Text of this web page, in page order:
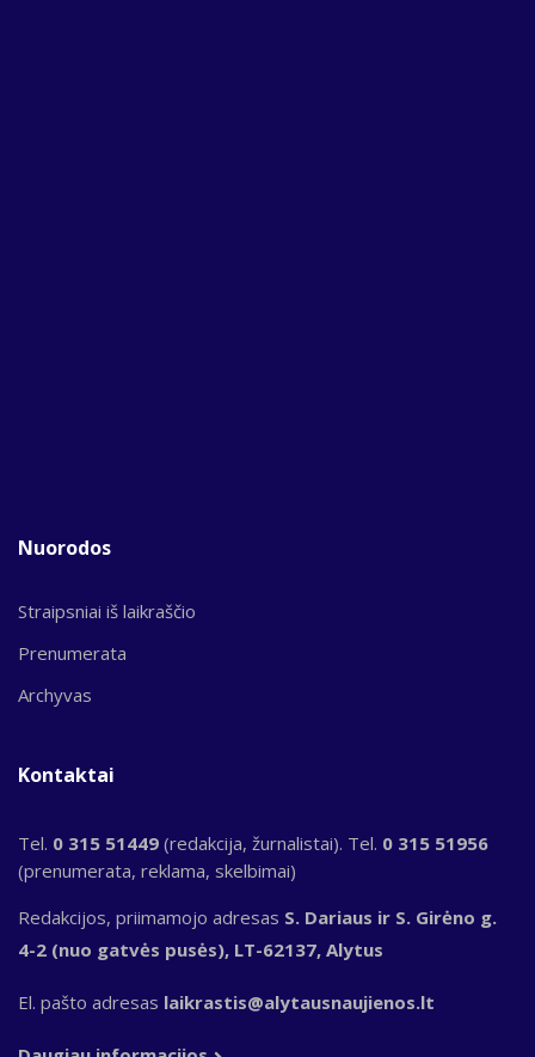
Nuorodos
Straipsniai iš laikraščio
Prenumerata
Archyvas
Kontaktai
Tel. 0 315 51449 (redakcija, žurnalistai). Tel. 0 315 51956
(prenumerata, reklama, skelbimai)
Redakcijos, priimamojo adresas S. Dariaus ir S. Girėno g.
4-2 (nuo gatvės pusės), LT-62137, Alytus
El. pašto adresas laikrastis@alytausnaujienos.lt